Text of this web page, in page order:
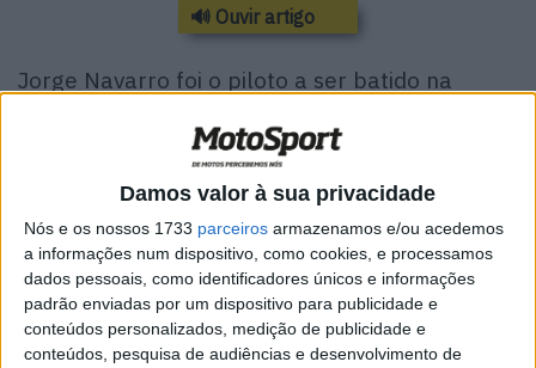
Damos valor à sua privacidade
Nós e os nossos 1733 parceiros armazenamos e/ou acedemos
a informações num dispositivo, como cookies, e processamos
dados pessoais, como identificadores únicos e informações
padrão enviadas por um dispositivo para publicidade e
conteúdos personalizados, medição de publicidade e
conteúdos, pesquisa de audiências e desenvolvimento de
🔊 Ouvir artigo
Jorge Navarro foi o piloto a ser batido na
Montella e Nicolo Bulega em segundo e
terceiro. Stefano Manzi foi quinto, apesar da
O espanhol da Ten Kate Racing Yamaha chegou ao topo
da classificação do Campeonato do Mundo de
Supersport da FIM na sexta-feira, mas foi impossível
manter os três primeiros separados no Autódromo